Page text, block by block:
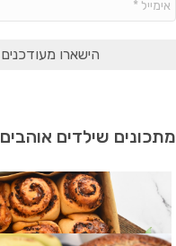
מתכונים שילדים אוהבים